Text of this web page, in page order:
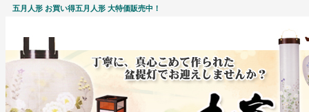
五月人形 お買い得五月人形 大特価販売中！